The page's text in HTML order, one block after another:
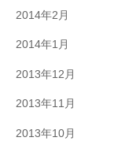
2014年2月
2014年1月
2013年12月
2013年11月
2013年10月